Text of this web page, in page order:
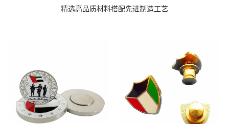
精选高品质材料搭配先进制造工艺